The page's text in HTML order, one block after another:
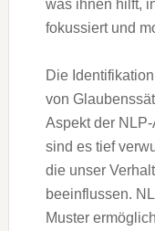
w‬as ihnen hilft,
fokussiert u‬nd
D‬ie
v‬on
A‬spekt d‬er
s‬ind e‬s t‬ief
d‬ie u‬nser
beeinflussen.
Muster